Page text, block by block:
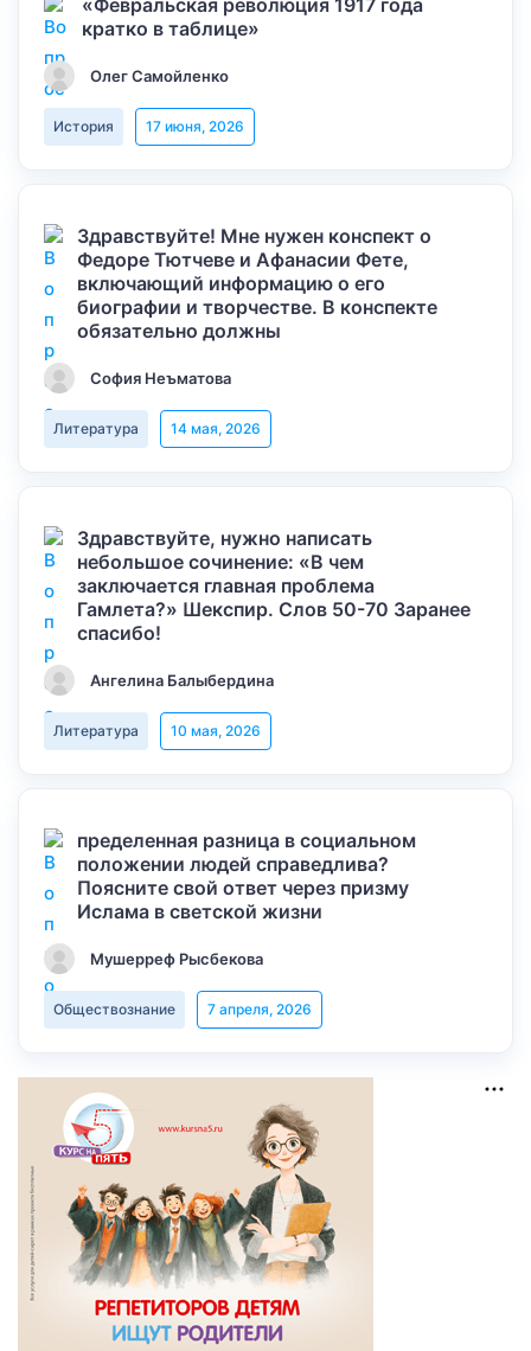
«Февральская революция 1917 года
кратко в таблице»
Олег Самойленко
История 17 июня, 2026
Здравствуйте! Мне нужен конспект о
Федоре Тютчеве и Афанасии Фете,
включающий информацию о его
биографии и творчестве. В конспекте
обязательно должны
София Неъматова
Литература 14 мая, 2026
Здравствуйте, нужно написать
небольшое сочинение: «В чем
заключается главная проблема
Гамлета?» Шекспир. Слов 50-70 Заранее
спасибо!
Ангелина Балыбердина
Литература 10 мая, 2026
пределенная разница в социальном
положении людей справедлива?
Поясните свой ответ через призму
Ислама в светской жизни
Мушерреф Рысбекова
Обществознание 7 апреля, 2026